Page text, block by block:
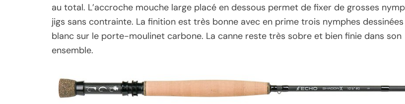
au total. L’accroche mouche large placé en dessous permet de fixer de grosses
jigs sans contrainte. La finition est très bonne avec en prime trois nymphes
blanc sur le porte-moulinet carbone. La canne reste très sobre et bien finie dans son
ensemble.